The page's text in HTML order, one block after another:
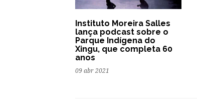
Instituto Moreira Salles
lança podcast sobre o
Parque Indígena do
Xingu, que completa 60
anos
09 abr 2021